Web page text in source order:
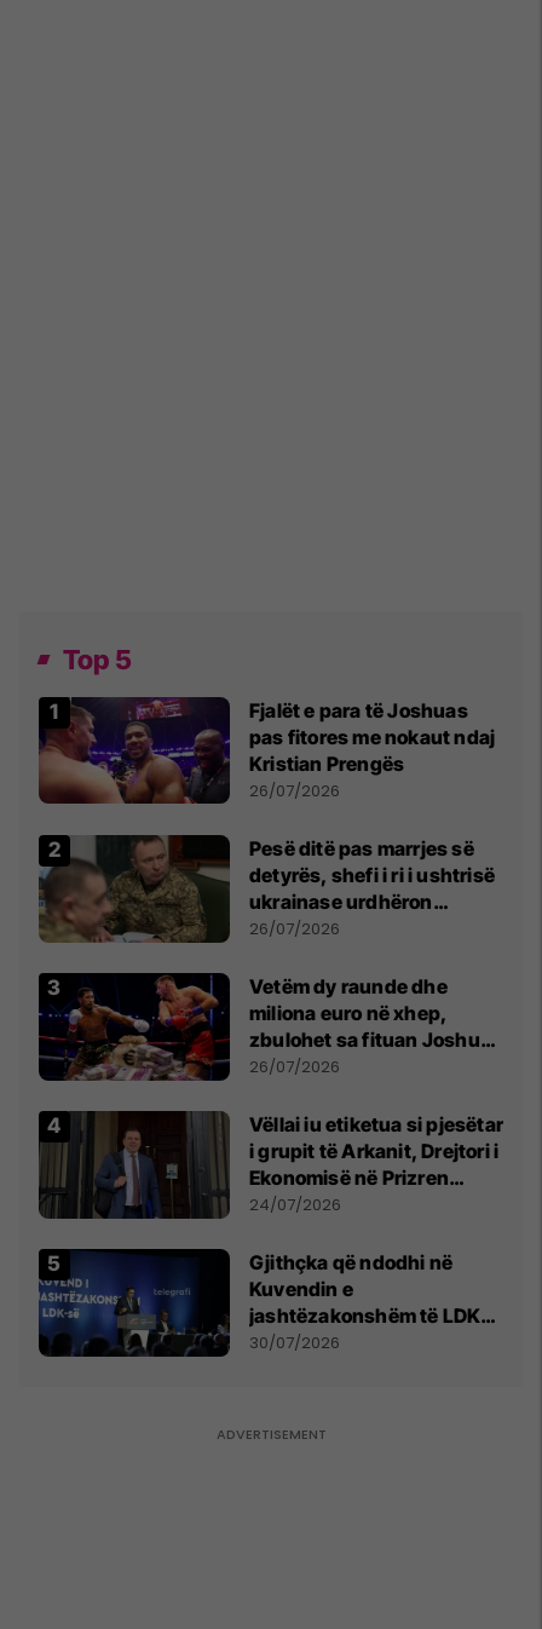
Top 5
Fjalët e para të Joshuas
pas fitores me nokaut ndaj
Kristian Prengës
26/07/2026
Pesë ditë pas marrjes së
detyrës, shefi i ri i ushtrisë
ukrainase urdhëron
kontroll të madh
26/07/2026
Vetëm dy raunde dhe
miliona euro në xhep,
zbulohet sa fituan Joshua
e Prenga
26/07/2026
Vëllai iu etiketua si pjesëtar
i grupit të Arkanit, Drejtori i
Ekonomisë në Prizren
mohon pretendimet
24/07/2026
Gjithçka që ndodhi në
Kuvendin e
jashtëzakonshëm të LDK-
së
30/07/2026